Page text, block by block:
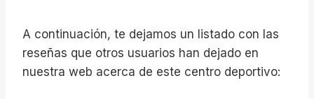
A continuación, te dejamos un listado con las
reseñas que otros usuarios han dejado en
nuestra web acerca de este centro deportivo: